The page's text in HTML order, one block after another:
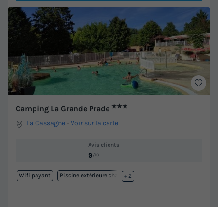
Camping La Grande Prade ★★★
La Cassagne -Voir sur la carte
Avis clients
9/10
Wifi payant Piscine extérieure chauffée
+ 2